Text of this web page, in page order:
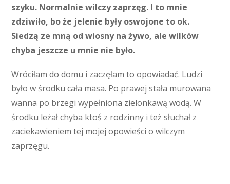
szyku. Normalnie wilczy zaprzęg. I to mnie
zdziwiło, bo że jelenie były oswojone to ok.
Siedzą ze mną od wiosny na żywo, ale wilków
chyba jeszcze u mnie nie było.
Wróciłam do domu i zaczęłam to opowiadać. Ludzi
było w środku cała masa. Po prawej stała murowana
wanna po brzegi wypełniona zielonkawą wodą. W
środku leżał chyba ktoś z rodzinny i też słuchał z
zaciekawieniem tej mojej opowieści o wilczym
zaprzęgu.